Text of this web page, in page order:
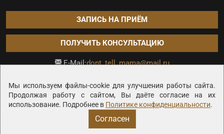
Мы используем файлы-cookie для улучшения работы сайта.
Продолжая работу с сайтом, Вы даёте согласие на их
использование. Подробнее в Политике конфиденциальности.
Согласен
ЗАПИСЬ НА ПРИЁМ
ПОЛУЧИТЬ КОНСУЛЬТАЦИЮ
E-Mail:dont_tell_mama@mail.ru